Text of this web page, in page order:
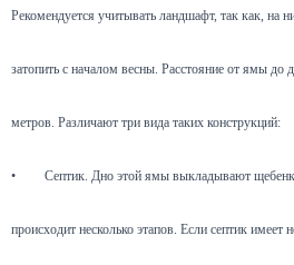
Рекомендуется учитывать ландшафт, так как, на
затопить с началом весны. Расстояние от ямы
метров. Различают три вида таких конструкций:
• Септик. Дно этой ямы выкладывают
происходит несколько этапов. Если септик имеет